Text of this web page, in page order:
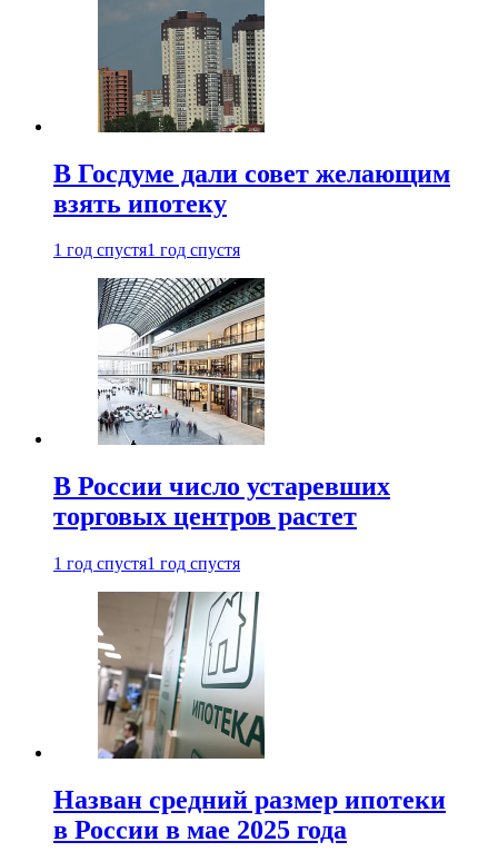
В Госдуме дали совет желающим
взять ипотеку
1 год спустя1 год спустя
В России число устаревших
торговых центров растет
1 год спустя1 год спустя
Назван средний размер ипотеки
в России в мае 2025 года